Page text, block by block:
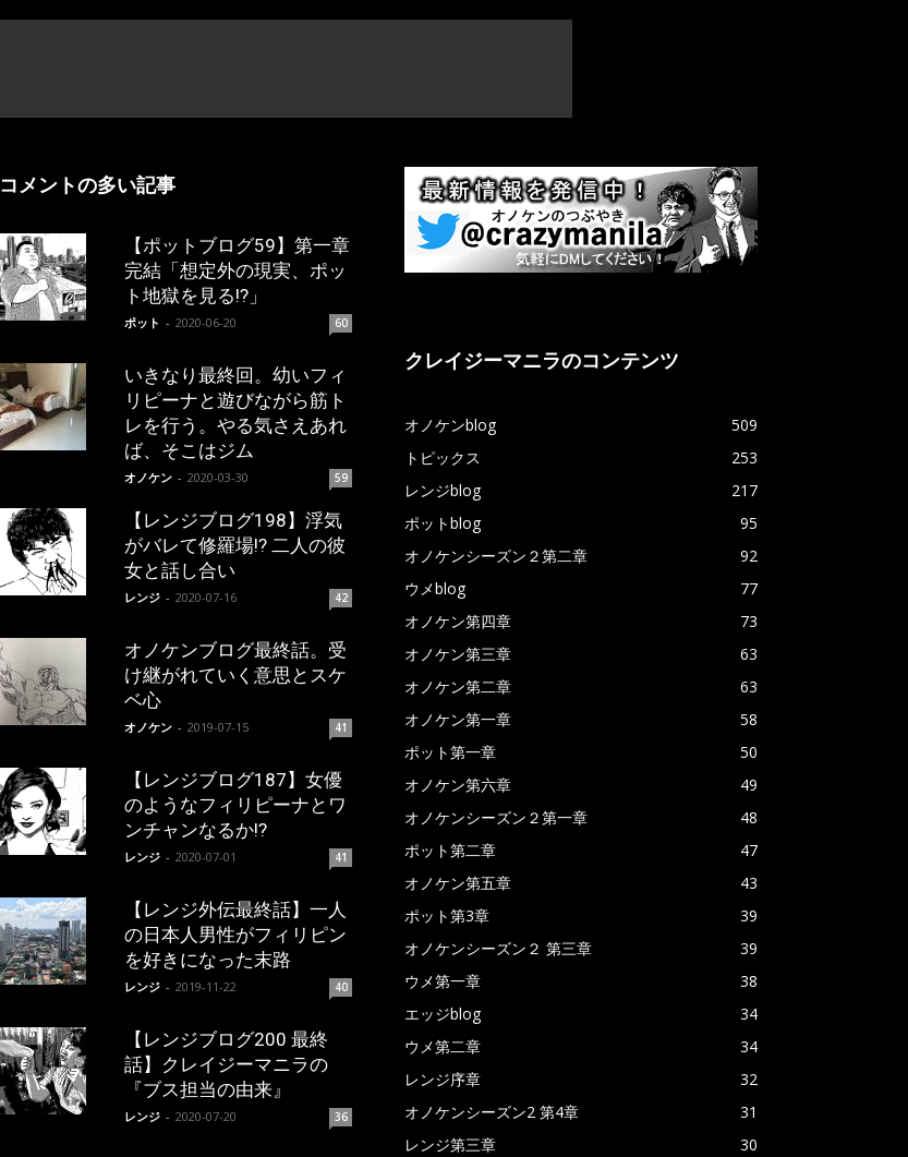
コメントの多い記事
【ポットブログ59】第一章
完結「想定外の現実、ポッ
ト地獄を見る!?」
ポット - 2020-06-20 60
いきなり最終回。幼いフィ
リピーナと遊びながら筋ト
レを行う。やる気さえあれ
ば、そこはジム
オノケン - 2020-03-30 59
【レンジブログ198】浮気
がバレて修羅場!? 二人の彼
女と話し合い
レンジ - 2020-07-16 42
オノケンブログ最終話。受
け継がれていく意思とスケ
ベ心
オノケン - 2019-07-15 41
【レンジブログ187】女優
のようなフィリピーナとワ
ンチャンなるか!?
レンジ - 2020-07-01 41
【レンジ外伝最終話】一人
の日本人男性がフィリピン
を好きになった末路
レンジ - 2019-11-22 40
【レンジブログ200 最終
話】クレイジーマニラの
『ブス担当の由来』
レンジ - 2020-07-20 36
クレイジーマニラのコンテンツ
オノケンblog
509
トピックス
253
レンジblog
217
ポットblog
95
オノケンシーズン２第二章
92
ウメblog
77
オノケン第四章
73
オノケン第三章
63
オノケン第二章
63
オノケン第一章
58
ポット第一章
50
オノケン第六章
49
オノケンシーズン２第一章
48
ポット第二章
47
オノケン第五章
43
ポット第3章
39
オノケンシーズン２ 第三章
39
ウメ第一章
38
エッジblog
34
ウメ第二章
34
レンジ序章
32
オノケンシーズン2 第4章
31
レンジ第三章
30